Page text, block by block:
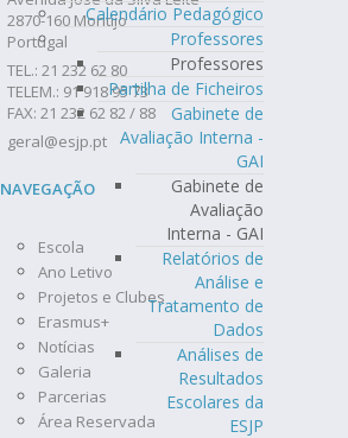
Calendário Pedagógico
Professores
Professores
Partilha de Ficheiros
Gabinete de
Avaliação Interna -
GAI
Gabinete de
Avaliação
Interna - GAI
Relatórios de
Análise e
Tratamento de
Dados
Análises de
Resultados
Escolares da
ESJP
2870-160 Montijo
Portugal
TEL.: 21 232 62 80
TELEM.: 91 918 95 73
FAX: 21 232 62 82 / 88
geral@esjp.pt
NAVEGAÇÃO
Escola
Ano Letivo
Projetos e Clubes
Erasmus+
Notícias
Galeria
Parcerias
Área Reservada